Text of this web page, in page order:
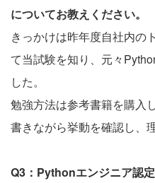
についてお教えください。
きっかけは昨年度自社内の
て当試験を知り、元々
した。
勉強方法は参考書籍を購入
書きながら挙動を確認し、
Q3：Pythonエンジニア認